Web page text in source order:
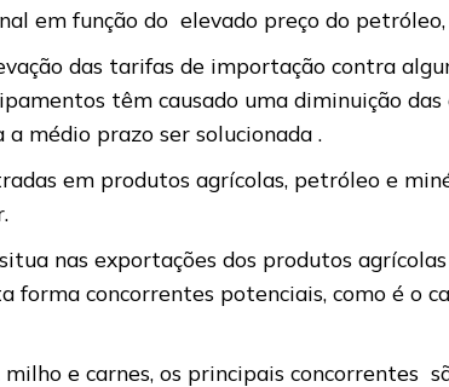
em função do elevado preço do
das tarifas de importação contra
têm causado uma diminuição
médio prazo ser solucionada .
em produtos agrícolas, petróleo e
nas exportações dos produtos
concorrentes potenciais, como é o
e carnes, os principais concorrentes